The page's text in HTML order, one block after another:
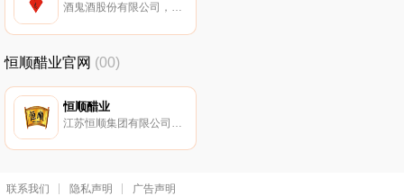
酒鬼酒股份有限公司，始建于1956年，以其独特的酿造工艺著称。酒鬼酒主要从事馥郁香型系列白酒的研发、酿造、加工、销售的现代化综合性企业。
恒顺醋业官网 (00)
恒顺醋业
联系我们 隐私声明 广告声明